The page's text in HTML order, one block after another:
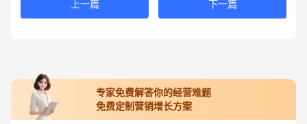
上一篇 下一篇
专家免费解答你的经营难题
免费定制营销增长方案